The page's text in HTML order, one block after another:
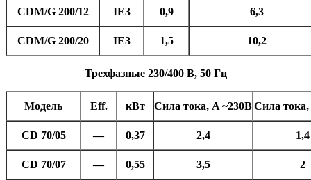
CDM/G 200/12 IE3 0,9 6,3
CDM/G 200/20 IE3 1,5 10,2
Трехфазные 230/400 В, 50 Гц
Модель Eff. кВт Сила тока, A ~230ВСила тока,
CD 70/05 — 0,37 2,4 1,4
CD 70/07 — 0,55 3,5 2